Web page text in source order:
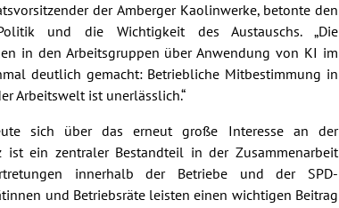
der Amberger Kaolinwerke, betonte den
und die Wichtigkeit des Austauschs. „Die
in den Arbeitsgruppen über Anwendung von KI im
deutlich gemacht: Betriebliche Mitbestimmung in
Arbeitswelt ist unerlässlich.“
sich über das erneut große Interesse an der
ist ein zentraler Bestandteil in der Zusammenarbeit
innerhalb der Betriebe und der SPD-
und Betriebsräte leisten einen wichtigen Beitrag